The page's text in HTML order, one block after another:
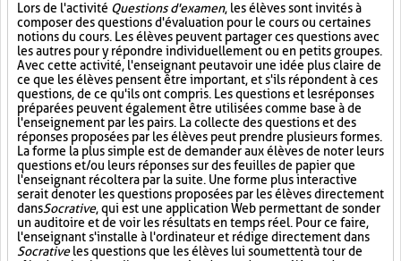
Lors de l'activité Questions d'examen, les élèves sont invités à
composer des questions d'évaluation pour le cours ou certaines
notions du cours. Les élèves peuvent partager ces questions avec
les autres pour y répondre individuellement ou en petits groupes.
Avec cette activité, l'enseignant peut avoir une idée plus claire de
ce que les élèves pensent être important, et s'ils répondent à ces
questions, de ce qu'ils ont compris. Les questions et les réponses
préparées peuvent également être utilisées comme base à de
l'enseignement par les pairs. La collecte des questions et des
réponses proposées par les élèves peut prendre plusieurs formes.
La forme la plus simple est de demander aux élèves de noter leurs
questions et/ou leurs réponses sur des feuilles de papier que
l'enseignant récoltera par la suite. Une forme plus interactive
serait de noter les questions proposées par les élèves directement
dansSocrative, qui est une application Web permettant de sonder
un auditoire et de voir les résultats en temps réel. Pour ce faire,
l'enseignant s'installe à l'ordinateur et rédige directement dans
Socrativeles questions que les élèves lui soumettent à tour de